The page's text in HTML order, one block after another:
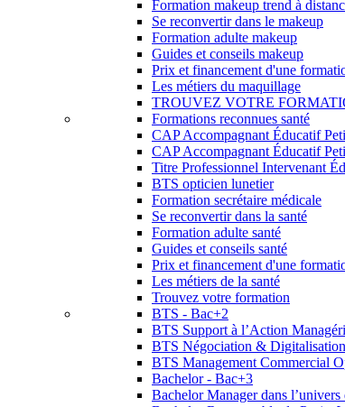
Formation makeup trend à
Se reconvertir dans le makeup
Formation adulte makeup
Guides et conseils makeup
Prix et financement d'une
Les métiers du maquillage
TROUVEZ VOTRE
Formations reconnues santé
CAP Accompagnant Éducatif
CAP Accompagnant Éducatif
Titre Professionnel Intervenant
BTS opticien lunetier
Formation secrétaire médicale
Se reconvertir dans la santé
Formation adulte santé
Guides et conseils santé
Prix et financement d'une
Les métiers de la santé
Trouvez votre formation
BTS - Bac+2
BTS Support à l’Action
BTS Négociation &
BTS Management Commercial
Bachelor - Bac+3
Bachelor Manager dans l’univers